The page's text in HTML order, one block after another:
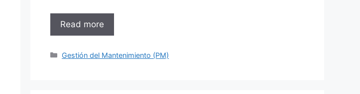
Read more
Categories
Gestión del Mantenimiento (PM)